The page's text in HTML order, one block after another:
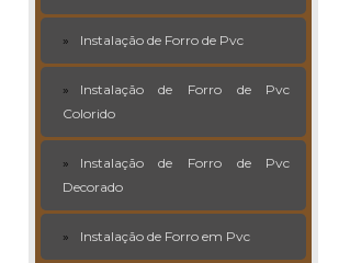
Instalação de Forro de Pvc
Instalação de Forro de Pvc
Colorido
Instalação de Forro de Pvc
Decorado
Instalação de Forro em Pvc